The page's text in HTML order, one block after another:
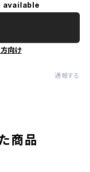
available
向け
通報する
商品